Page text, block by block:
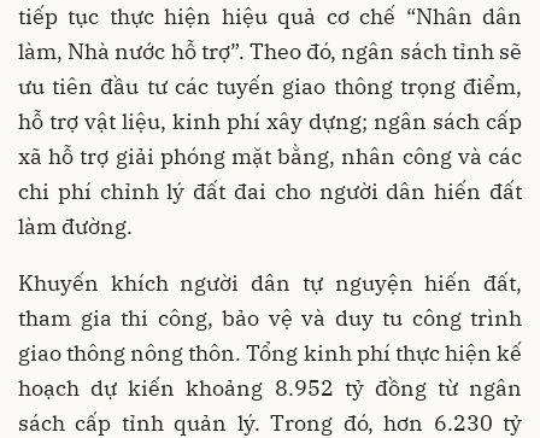
tiếp tục thực hiện hiệu quả cơ chế “Nhân dân
làm, Nhà nước hỗ trợ”. Theo đó, ngân sách tỉnh sẽ
ưu tiên đầu tư các tuyến giao thông trọng điểm,
hỗ trợ vật liệu, kinh phí xây dựng; ngân sách cấp
xã hỗ trợ giải phóng mặt bằng, nhân công và các
chi phí chỉnh lý đất đai cho người dân hiến đất
làm đường.
Khuyến khích người dân tự nguyện hiến đất,
tham gia thi công, bảo vệ và duy tu công trình
giao thông nông thôn. Tổng kinh phí thực hiện kế
hoạch dự kiến khoảng 8.952 tỷ đồng từ ngân
sách cấp tỉnh quản lý. Trong đó, hơn 6.230 tỷ